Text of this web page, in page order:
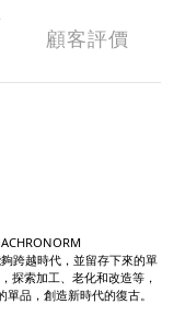
顧客評價
跨越時代，並留存下來的單
探索加工、老化和改造等，
品，創造新時代的復古。